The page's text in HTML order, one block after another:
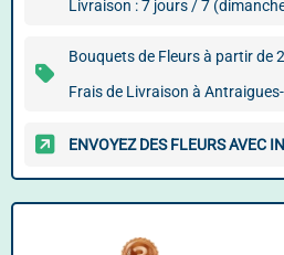
Livraison : 7 jours / 7
Bouquets de Fleurs à partir de
Frais de Livraison à
ENVOYEZ DES FLEURS AVEC